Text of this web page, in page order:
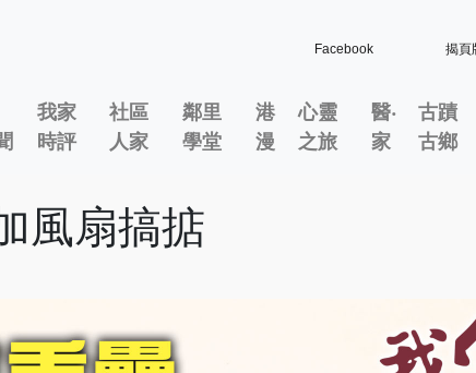
Facebook 揭頁
我家
時評
社區
人家
鄰里
學堂
港
漫
心靈
之旅
醫‧
家
古蹟
古鄉
風扇搞掂